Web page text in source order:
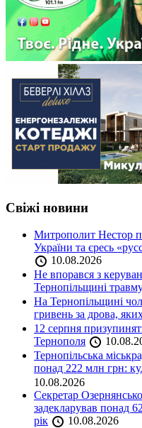
Свіжі новини
Митрополит Нестор
України та єресь
10.08.2026
Не впорався з
Тернопільщині
На Тернопільщині
гривень за дрова,
12 серпня
Тернополя
Тернопільська
понад 222 млн грн:
10.08.2026
Секретар
задекларував понад
рік
10.08.2026